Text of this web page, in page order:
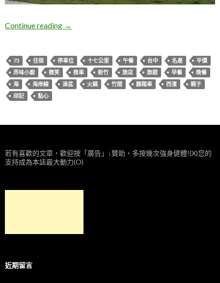
Continue reading 三天兩夜西濱親子旅遊行程
→
73 住宿 停車位 十七公里 午餐 台中 名產
平價
弄味小廚
微笑 推車 新竹 旅店 旅遊 早餐
晚餐
海
海岸線 澡盆 火鍋 竹間 腳踏車 西濱
親子
邱記
點心
若有喜歡的文章，歡迎按「廣告」↓贊助，多按幾次強身健體!(X)您的
支持成為本誌最大動力(O)
近期留言